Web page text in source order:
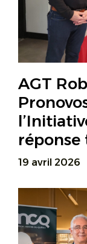
AGT
19 avril 2026